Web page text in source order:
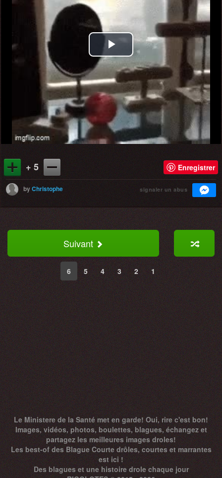
Play
Video
+ 5 Enregistrer
byChristophe signaler un abus
Suivant
6 5 4 3 2 1
Le Ministere de la Santé met en garde! Oui, rire c'est bon!
Images, vidéos, photos, boulettes, blagues, échangez et
partagez les meilleures images droles!
Les best-of des Blague Courte drôles, courtes et marrantes
est ici !
Des blagueset une histoire drole chaque jour